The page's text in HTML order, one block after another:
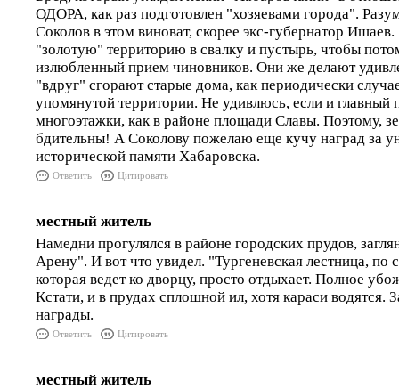
ОДОРА, как раз подготовлен "хозяевами города".
Соколов в этом виноват, скорее экс-губернатор
"золотую" территорию в свалку и пустырь, чтобы
излюбленный прием чиновников. Они же делают
"вдруг" сгорают старые дома, как периодически
упомянутой территории. Не удивлюсь, если и главный
многоэтажки, как в районе площади Славы. Поэтому,
бдительны! А Соколову пожелаю еще кучу наград за
исторической памяти Хабаровска.
Ответить Цитировать
местный житель
Намедни прогулялся в районе городских прудов,
Арену". И вот что увидел. "Тургеневская лестница, по
которая ведет ко дворцу, просто отдыхает. Полное
Кстати, и в прудах сплошной ил, хотя караси водятся.
награды.
Ответить Цитировать
местный житель